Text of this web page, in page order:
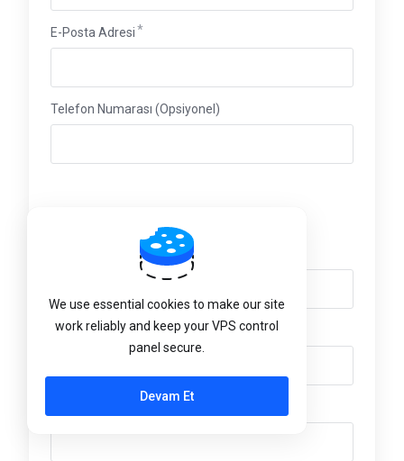
E-Posta Adresi
Telefon Numarası (Opsiyonel)
Firma Adı (Opsiyonel)
Adres (Opsiyonel)
We use essential cookies to make our site
work reliably and keep your VPS control
panel secure.
Devam Et